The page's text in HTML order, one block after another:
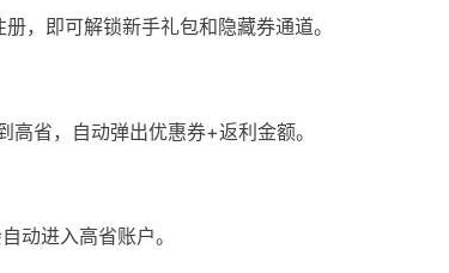
册，即可解锁新手礼包和隐藏券通道。
省，自动弹出优惠券+返利金额。
动进入高省账户。